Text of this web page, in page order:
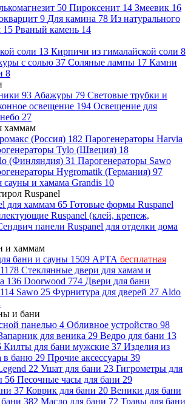
50 Пироксенит 14 Змеевик 16
9 Для камина 78 Из натурального
15 Рваный камень 14
соли 13 Кирпичи из гималайской соли 8
с солью 37 Соляные лампы 17 Камни
8
93 Абажуры 79 Световые трубки и
освещение 194 Освещение для
27
хаммам
(Россия) 182 Парогенераторы Harvia
Tylo (Швеция) 18
(Финляндия) 31 Парогенераторы Sawo
Hygromatik (Германия) 97
сауны и хамама Grandis 10
Ruspanel
для хаммам 65 Готовые формы Ruspanel
Ruspanel (клей, крепеж,
панели Ruspanel для отделки дома
и хаммам
бани и сауны 1509 АРТА бесплатная
1178 Стеклянные двери для хамам и
136 Doorwood 774 Двери для бани
114 Sawo 25 Фурнитура для дверей 27 Aldo
и бани
панелью 4 Обливное устройство 98
для веника 29 Ведро для бани 13
Килты для бани мужские 37 Изделия из
в баню 29 Прочие аксессуары 39
22 Ушат для бани 23 Гигрометры для
56 Песочные часы для бани 29
37 Коврик для бани 20 Веники для бани
382 Масло для бани 72 Травы для бани